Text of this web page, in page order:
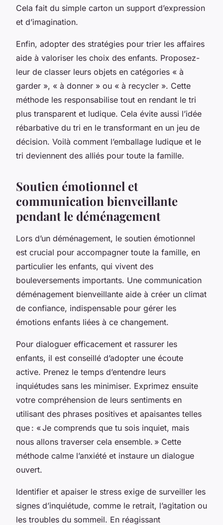
Cela fait du simple carton un support d’expression
et d’imagination.
Enfin, adopter des stratégies pour trier les affaires
aide à valoriser les choix des enfants. Proposez-
leur de classer leurs objets en catégories « à
garder », « à donner » ou « à recycler ». Cette
méthode les responsabilise tout en rendant le tri
plus transparent et ludique. Cela évite aussi l’idée
rébarbative du tri en le transformant en un jeu de
décision. Voilà comment l’emballage ludique et le
tri deviennent des alliés pour toute la famille.
Soutien émotionnel et
communication bienveillante
pendant le déménagement
Lors d’un déménagement, le soutien émotionnel
est crucial pour accompagner toute la famille, en
particulier les enfants, qui vivent des
bouleversements importants. Une communication
déménagement bienveillante aide à créer un climat
de confiance, indispensable pour gérer les
émotions enfants liées à ce changement.
Pour dialoguer efficacement et rassurer les
enfants, il est conseillé d’adopter une écoute
active. Prenez le temps d’entendre leurs
inquiétudes sans les minimiser. Exprimez ensuite
votre compréhension de leurs sentiments en
utilisant des phrases positives et apaisantes telles
que : « Je comprends que tu sois inquiet, mais
nous allons traverser cela ensemble. » Cette
méthode calme l’anxiété et instaure un dialogue
ouvert.
Identifier et apaiser le stress exige de surveiller les
signes d’inquiétude, comme le retrait, l’agitation ou
les troubles du sommeil. En réagissant